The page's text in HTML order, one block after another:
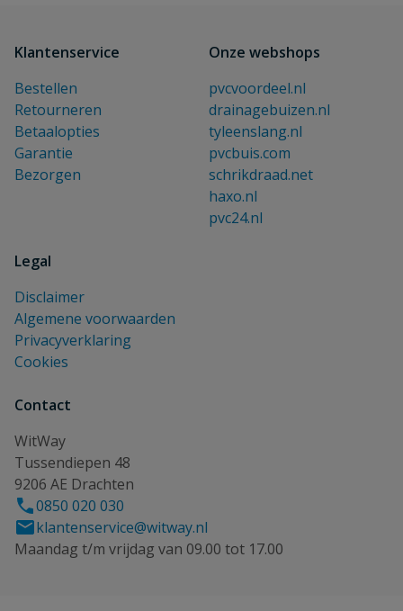
Klantenservice
Bestellen
Retourneren
Betaalopties
Garantie
Bezorgen
Onze webshops
pvcvoordeel.nl
drainagebuizen.nl
tyleenslang.nl
pvcbuis.com
schrikdraad.net
haxo.nl
pvc24.nl
Legal
Disclaimer
Algemene voorwaarden
Privacyverklaring
Cookies
Contact
WitWay
Tussendiepen 48
9206 AE Drachten
0850 020 030
klantenservice@witway.nl
Maandag t/m vrijdag van 09.00 tot 17.00